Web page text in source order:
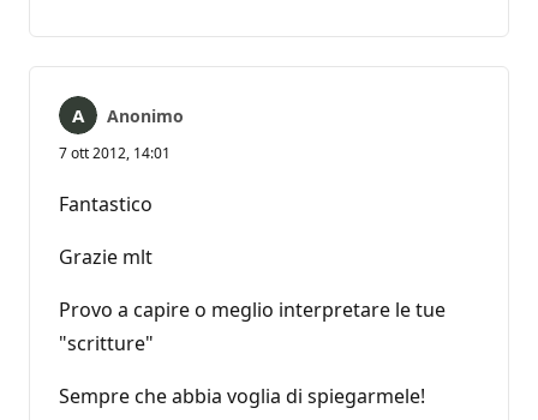
Anonimo
7 ott 2012, 14:01
Fantastico
Grazie mlt
Provo a capire o meglio interpretare le tue
"scritture"
Sempre che abbia voglia di spiegarmele!